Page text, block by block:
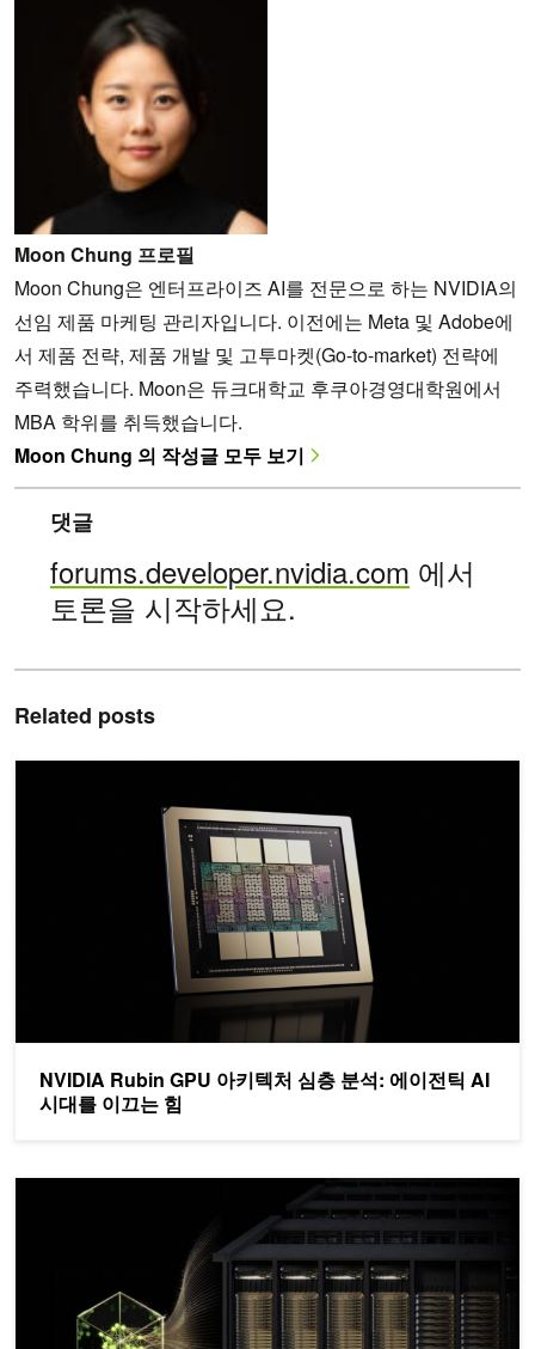
Moon Chung 프로필
Moon Chung은 엔터프라이즈 AI를 전문으로 하는 NVIDIA의
선임 제품 마케팅 관리자입니다. 이전에는 Meta 및 Adobe에
서 제품 전략, 제품 개발 및 고투마켓(Go-to-market) 전략에
주력했습니다. Moon은 듀크대학교 후쿠아경영대학원에서
MBA 학위를 취득했습니다.
Moon Chung 의 작성글 모두 보기
댓글
forums.developer.nvidia.com 에서
토론을 시작하세요.
Related posts
NVIDIA Rubin GPU 아키텍처 심층 분석: 에이전틱 AI
시대를 이끄는 힘
NVIDIA Rubin GPU 아키텍처 심층 분석: 에이전틱 AI 시대를 이끄
NVIDIA GB300 NVL72에서 MoE 사전 학습 세계 기록 수립